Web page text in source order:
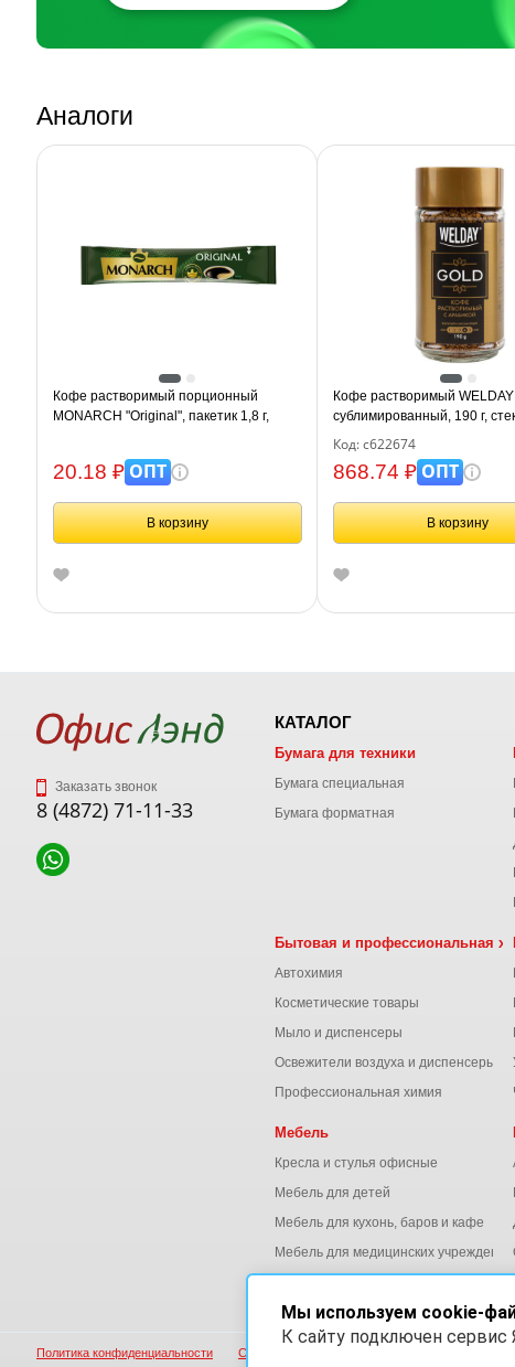
Аналоги
Кофе растворимый порционный
MONARCH "Original", пакетик 1,8 г,
20.18 ₽ОПТ
В корзину
Кофе растворимый
сублимированный, 190 г,
банка, 622674
Код: с622674
868.74 ₽ОПТ
В корзину
Заказать звонок
8 (4872) 71-11-33
КАТАЛОГ
Бумага для техники
Бумага специальная
Бумага форматная
Бытовая и профессиональная
Автохимия
Косметические товары
Мыло и диспенсеры
Освежители воздуха и диспенсеры
Профессиональная химия
Мебель
Кресла и стулья офисные
Мебель для детей
Мебель для кухонь, баров и кафе
Мебель для медицинских учреждений
Политика конфиденциальности Согласие на обработку персональных данных
Мы используем cookie-
К сайту подключен